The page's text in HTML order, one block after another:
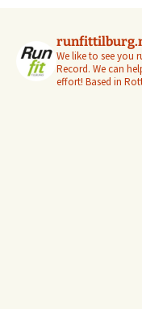
We like to see you
Record. We can
effort! Based in